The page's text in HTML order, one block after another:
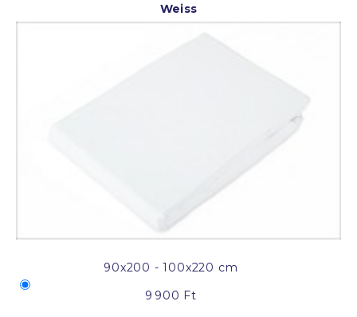
Weiss
90x200 - 100x220 cm
9 900 Ft